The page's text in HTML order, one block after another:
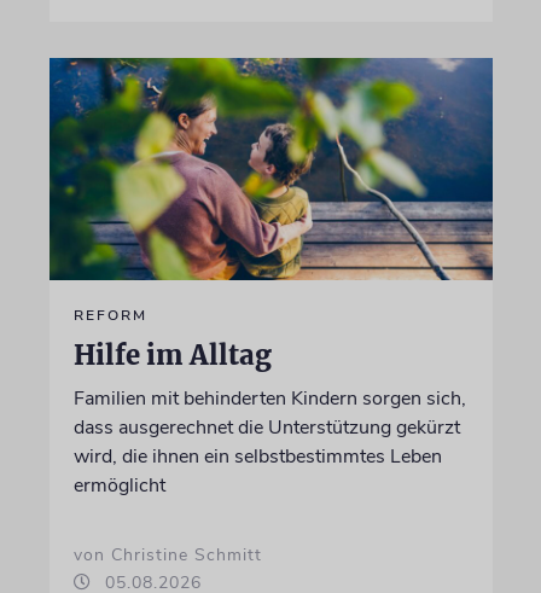
REFORM
Hilfe im Alltag
Familien mit behinderten Kindern sorgen sich,
dass ausgerechnet die Unterstützung gekürzt
wird, die ihnen ein selbstbestimmtes Leben
ermöglicht
von Christine Schmitt
05.08.2026